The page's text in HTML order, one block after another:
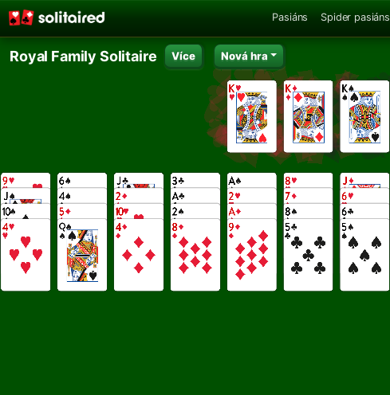
Pasiáns Spider pasiáns
Royal Family Solitaire Více Nová hra